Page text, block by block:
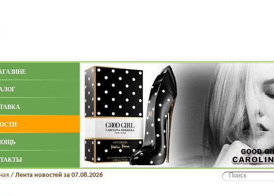
/ Лента новостей за 07.08.2026